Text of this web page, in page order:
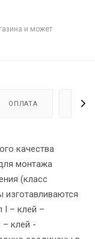
и может
ОПЛАТА
качества
монтажа
(класс
изготавливаются
I – клей –
клей -